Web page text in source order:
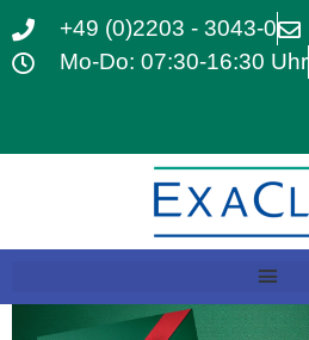
+49 (0)2203 - 3043-0
Mo-Do: 07:30-16:30 Uhr